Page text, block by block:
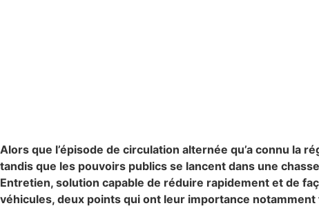
Alors que l’épisode de circulation alternée qu’a connu la
tandis que les pouvoirs publics se lancent dans une
Entretien, solution capable de réduire rapidement et de
véhicules, deux points qui ont leur importance